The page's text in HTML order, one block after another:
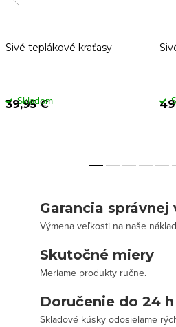
Sivé teplákové kraťasy
39,95 €
Skladom
Garancia správnej
Výmena veľkosti na naše
Skutočné miery
Meriame produkty ručne.
Doručenie do 24 h
Skladové kúsky odosielame